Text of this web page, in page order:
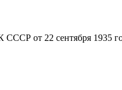
от 22 сентября 1935